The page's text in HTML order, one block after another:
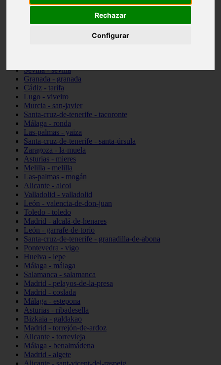
Rechazar
Configurar
Málaga - marbella
Barcelona - barcelona
Sevilla - sevilla
Granada - granada
Cádiz - tarifa
Lugo - viveiro
Murcia - san-javier
Santa-cruz-de-tenerife - tacoronte
Málaga - ronda
Las-palmas - yaiza
Santa-cruz-de-tenerife - santa-úrsula
Zaragoza - la-muela
Asturias - mieres
Melilla - melilla
Las-palmas - mogán
Alicante - alcoi
Valladolid - valladolid
León - valencia-de-don-juan
Toledo - toledo
Madrid - alcalá-de-henares
León - garrafe-de-torío
Santa-cruz-de-tenerife - granadilla-de-abona
Pontevedra - vigo
Huelva - lepe
Málaga - málaga
Salamanca - salamanca
Madrid - pelayos-de-la-presa
Madrid - coslada
Málaga - estepona
Asturias - ribadesella
Bizkaia - galdakao
Madrid - torrejón-de-ardoz
Alicante - torrevieja
Málaga - benalmádena
Madrid - algete
Alicante - sant-vicent-del-raspeig